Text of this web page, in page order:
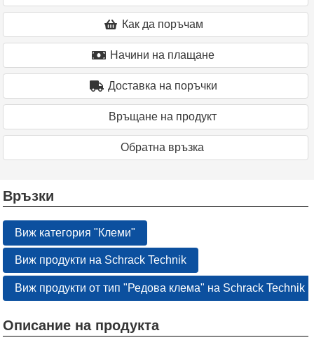
Как да поръчам
Начини на плащане
Доставка на поръчки
Връщане на продукт
Oбратна връзка
Връзки
Виж категория "Клеми"
Виж продукти на Schrack Technik
Виж продукти от тип "Редова клема" на Schrack Technik
Описание на продукта